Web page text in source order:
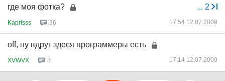
... 2
где моя фотка?
Kaprisss 36 17:54 12.07.2009
off, ну вдруг здеся программеры есть
XVWVX 8 17:14 12.07.2009